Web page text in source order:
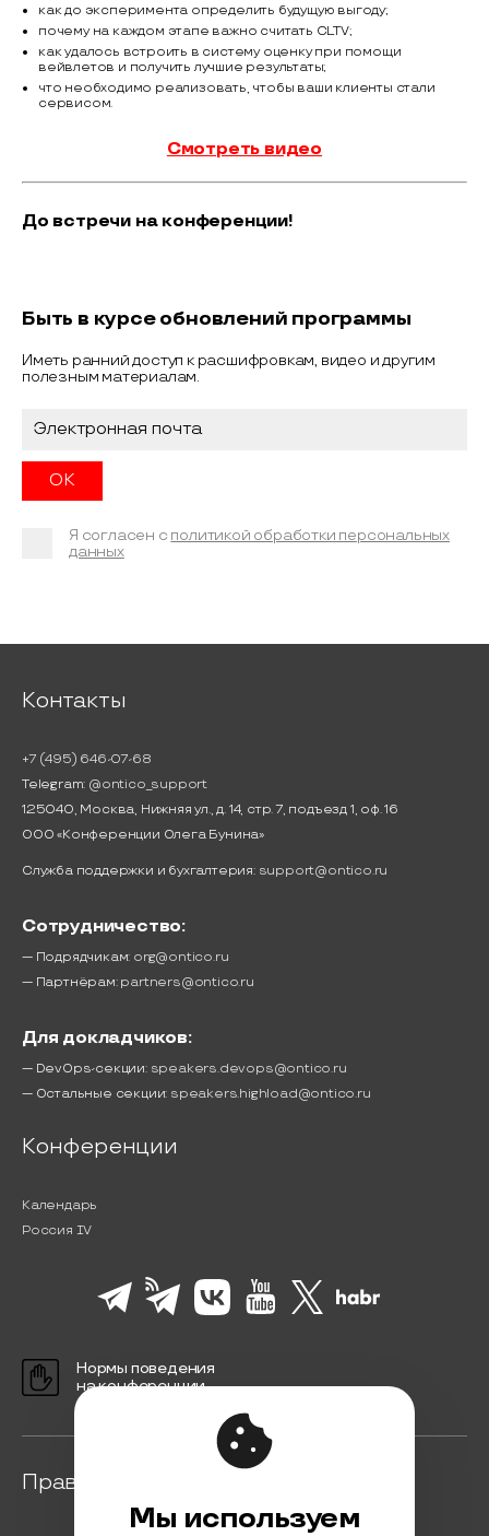
как до эксперимента определить будущую выгоду;
почему на каждом этапе важно считать CLTV;
как удалось встроить в систему оценку при помощи
вейвлетов и получить лучшие результаты;
что необходимо реализовать, чтобы ваши клиенты стали
сервисом.
Смотреть видео
До встречи на конференции!
Быть в курсе обновлений программы
Иметь ранний доступ к расшифровкам, видео и другим
полезным материалам.
Я согласен с политикой обработки персональных
данных
Контакты
+7 (495) 646-07-68
Telegram: @ontico_support
125040, Москва, Нижняя ул., д. 14, стр. 7, подъезд 1, оф. 16
ООО «Конференции Олега Бунина»
Служба поддержки и бухгалтерия: support@ontico.ru
Сотрудничество:
— Подрядчикам: org@ontico.ru
— Партнёрам: partners@ontico.ru
Для докладчиков:
— DevOps-секции: speakers.devops@ontico.ru
— Остальные секции: speakers.highload@ontico.ru
Конференции
Календарь
Россия IV
Нормы поведения
на конференции
Правовая информация
Мы используем